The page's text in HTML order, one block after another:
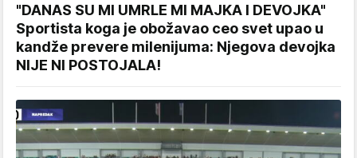
"DANAS SU MI UMRLE MI MAJKA I DEVOJKA"
Sportista koga je obožavao ceo svet upao u
kandže prevere milenijuma: Njegova devojka
NIJE NI POSTOJALA!